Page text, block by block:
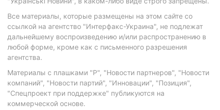
Все материалы, которые размещены на этом сайте со
ссылкой на агентство "Интерфакс-Украина", не подлежат
дальнейшему воспроизведению и/или распространению в
любой форме, кроме как с письменного разрешения
агентства.
Материалы с плашками "Р", "Новости партнеров", "Новости
компаний", "Новости партий", "Инновации", "Позиция",
"Спецпроект при поддержке" публикуются на
коммерческой основе.